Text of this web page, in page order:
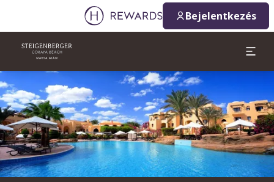
Bejelentkezés
Dia: 1 of 1